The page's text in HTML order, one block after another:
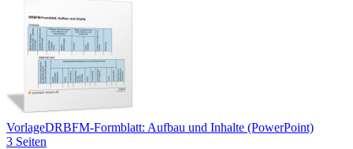
VorlageDRBFM-Formblatt: Aufbau und Inhalte (PowerPoint)
3 Seiten